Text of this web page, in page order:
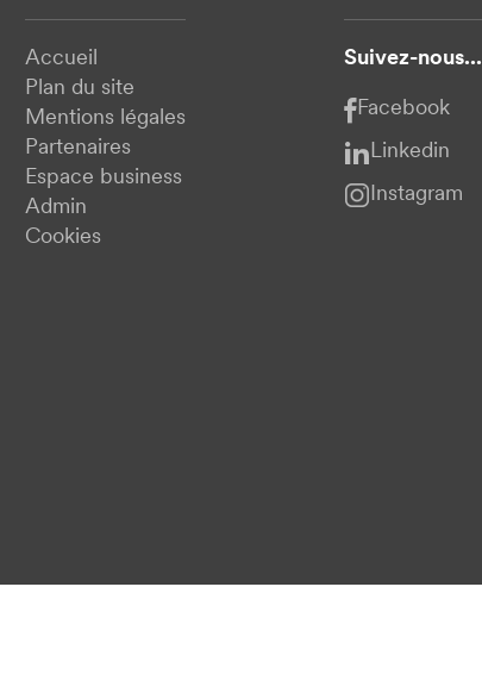
Accueil
Plan du site
Mentions légales
Partenaires
Espace business
Admin
Cookies
Suivez-nous...
Facebook
Linkedin
Instagram